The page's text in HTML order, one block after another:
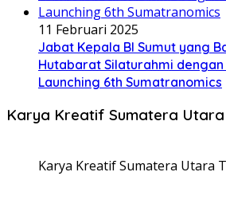
11 Februari 2025
Jabat Kepala BI Sumut yang
Hutabarat Silaturahmi
Launching 6th Sumatranomics
Karya Kreatif Sumatera Utara
Karya Kreatif Sumatera Utara